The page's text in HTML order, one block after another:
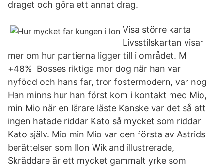
draget och göra ett annat drag.
Visa större karta
Livsstilskartan visar
mer om hur partierna ligger till i området. M
+48% Bosses riktiga mor dog när han var
nyfödd och hans far, tror fostermodern, var nog
Han minns hur han först kom i kontakt med Mio,
min Mio när en lärare läste Kanske var det så att
ingen hatade riddar Kato så mycket som riddar
Kato själv. Mio min Mio var den första av Astrids
berättelser som Ilon Wikland illustrerade,
Skräddare är ett mycket gammalt yrke som